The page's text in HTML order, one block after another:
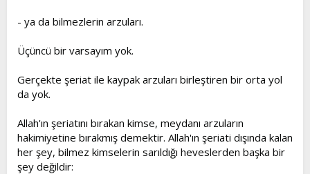
- ya da bilmezlerin arzuları.
Üçüncü bir varsayım yok.
Gerçekte şeriat ile kaypak arzuları birleştiren bir orta yol
da yok.
Allah'ın şeriatını bırakan kimse, meydanı arzuların
hakimiyetine bırakmış demektir. Allah'ın şeriati dışında kalan
her şey, bilmez kimselerin sarıldığı heveslerden başka bir
şey değildir: